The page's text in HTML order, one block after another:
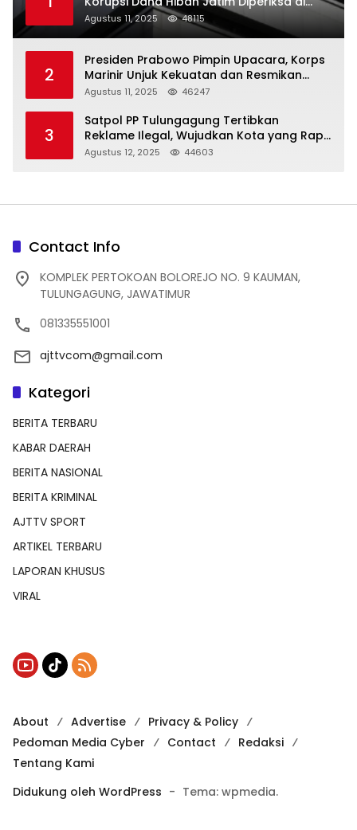
Trenggalek
Agustus 11, 2025 48115
2
Presiden Prabowo Pimpin Upacara, Korps
Marinir Unjuk Kekuatan dan Resmikan
Struktur Baru
Agustus 11, 2025 46247
3
Satpol PP Tulungagung Tertibkan
Reklame Ilegal, Wujudkan Kota yang Rapi
dan Indah
Agustus 12, 2025 44603
Contact Info
KOMPLEK PERTOKOAN BOLOREJO NO. 9 KAUMAN,
TULUNGAGUNG, JAWATIMUR
081335551001
ajttvcom@gmail.com
Kategori
BERITA TERBARU
KABAR DAERAH
BERITA NASIONAL
BERITA KRIMINAL
AJTTV SPORT
ARTIKEL TERBARU
LAPORAN KHUSUS
VIRAL
About Advertise
Privacy & Policy
Pedoman Media Cyber
Contact
Redaksi
Tentang Kami
Didukung oleh WordPress - Tema: wpmedia.